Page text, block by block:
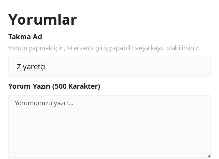
Yorumlar
Takma Ad
Yorum yapmak için, isterseniz giriş yapabilir veya kayıt olabilirsiniz.
Yorum Yazın (500 Karakter)